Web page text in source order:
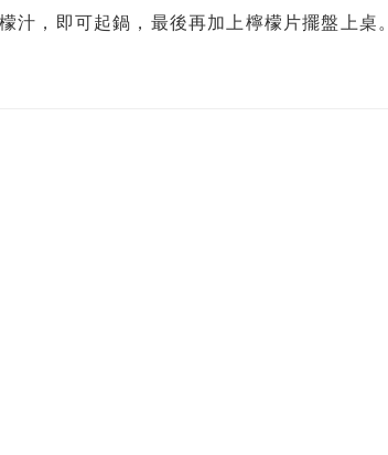
，即可起鍋，最後再加上檸檬片擺盤上桌。